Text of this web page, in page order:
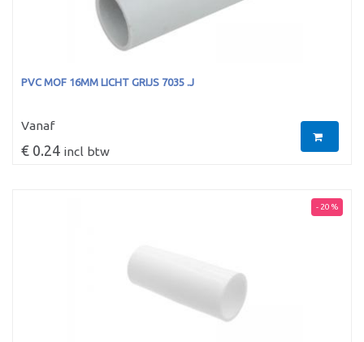
PVC MOF 16MM LICHT GRIJS 7035 .J
Vanaf
€ 0.24 incl btw
- 20 %